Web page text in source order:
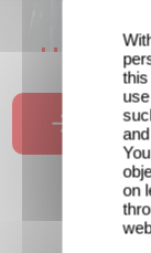
Une
Un
on